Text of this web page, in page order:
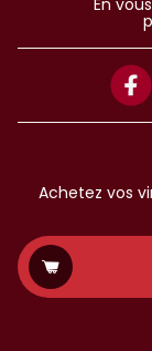
En
Achetez vos